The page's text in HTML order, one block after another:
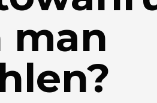
man